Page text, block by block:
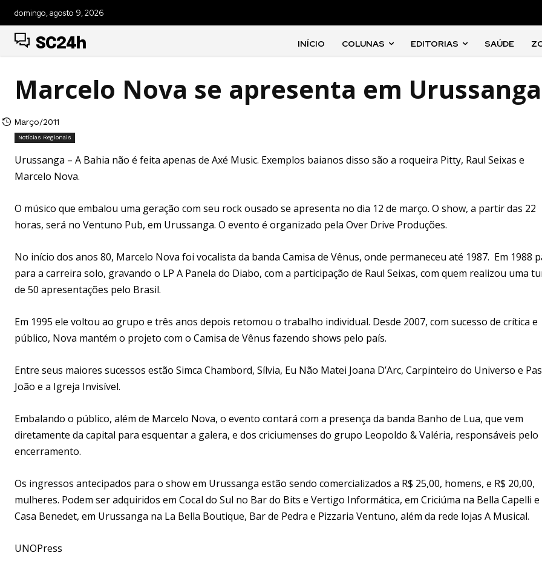
domingo, agosto 9, 2026
SC24h INÍCIO COLUNAS EDITORIAS SAÚDE
Marcelo Nova se apresenta em Urussanga
Março/2011
Notícias Regionais
Urussanga – A Bahia não é feita apenas de Axé Music. Exemplos baianos disso são a roqueira Pitty, Raul Seixas e
Marcelo Nova.
O músico que embalou uma geração com seu rock ousado se apresenta no dia 12 de março. O show, a partir das 22
horas, será no Ventuno Pub, em Urussanga. O evento é organizado pela Over Drive Produções.
No início dos anos 80, Marcelo Nova foi vocalista da banda Camisa de Vênus, onde permaneceu até 1987. Em 1988
para a carreira solo, gravando o LP A Panela do Diabo, com a participação de Raul Seixas, com quem realizou uma
de 50 apresentações pelo Brasil.
Em 1995 ele voltou ao grupo e três anos depois retomou o trabalho individual. Desde 2007, com sucesso de crítica e
público, Nova mantém o projeto com o Camisa de Vênus fazendo shows pelo país.
Entre seus maiores sucessos estão Simca Chambord, Sílvia, Eu Não Matei Joana D’Arc, Carpinteiro do Universo e
João e a Igreja Invisível.
Embalando o público, além de Marcelo Nova, o evento contará com a presença da banda Banho de Lua, que vem
diretamente da capital para esquentar a galera, e dos criciumenses do grupo Leopoldo & Valéria, responsáveis pelo
encerramento.
Os ingressos antecipados para o show em Urussanga estão sendo comercializados a R$ 25,00, homens, e R$ 20,00,
mulheres. Podem ser adquiridos em Cocal do Sul no Bar do Bits e Vertigo Informática, em Criciúma na Bella Capelli e
Casa Benedet, em Urussanga na La Bella Boutique, Bar de Pedra e Pizzaria Ventuno, além da rede lojas A Musical.
UNOPress